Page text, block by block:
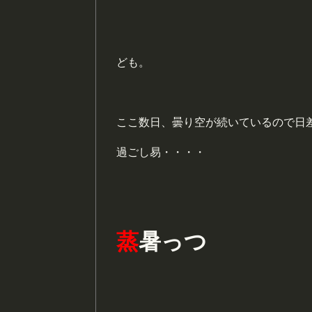
ども。
ここ数日、曇り空が続いているので日
過ごし易・・・・
蒸暑っつ